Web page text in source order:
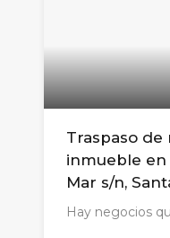
Traspaso de
inmueble en
Mar s/n,
Hay negocios